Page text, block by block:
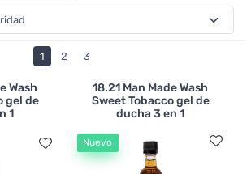
caída excesiva del cabello se verá
de ortiga , que regula suave
sebo y la caspa, los cabellos
se verán fortalecidos y
champú fortalecedor Officina
1 2 3
Wash
gel de
1
18.21 Man Made Wash
Sweet Tobacco gel de
ducha 3 en 1
Nuevo